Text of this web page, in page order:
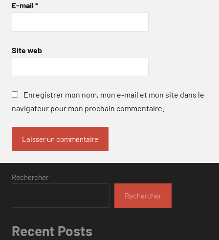
E-mail *
Site web
Enregistrer mon nom, mon e-mail et mon site dans le
navigateur pour mon prochain commentaire.
Rechercher
Rechercher
Recent Posts